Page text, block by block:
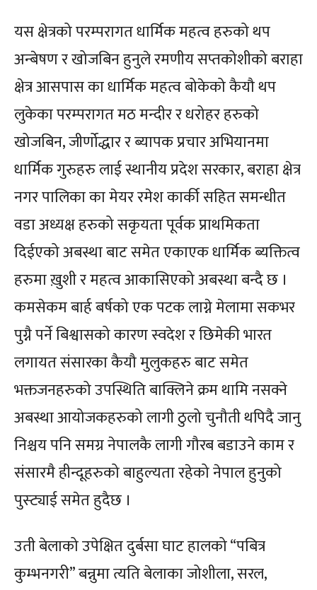
यस क्षेत्रको परम्परागत धार्मिक महत्व हरुको थप
अन्बेषण र खोजबिन हुनुले रमणीय सप्तकोशीको बराहा
क्षेत्र आसपास का धार्मिक महत्व बोकेको कैयौ थप
लुकेका परम्परागत मठ मन्दीर र धरोहर हरुको
खोजबिन, जीर्णोद्धार र ब्यापक प्रचार अभियानमा
धार्मिक गुरुहरु लाई स्थानीय प्रदेश सरकार, बराहा क्षेत्र
नगर पालिका का मेयर रमेश कार्की सहित समन्धीत
वडा अध्यक्ष हरुको सकृयता पूर्वक प्राथमिकता
दिईएको अबस्था बाट समेत एकाएक धार्मिक ब्यक्तित्व
हरुमा ख़ुशी र महत्व आकासिएको अबस्था बन्दै छ ।
कमसेकम बार्ह बर्षको एक पटक लाग्ने मेलामा सकभर
पुग्नै पर्ने बिश्वासको कारण स्वदेश र छिमेकी भारत
लगायत संसारका कैयौ मुलुकहरु बाट समेत
भक्तजनहरुको उपस्थिति बाक्लिने क्रम थामि नसक्ने
अबस्था आयोजकहरुको लागी ठुलो चुनौती थपिदै जानु
निश्चय पनि समग्र नेपालकै लागी गौरब बडाउने काम र
संसारमै हीन्दूहरुको बाहुल्यता रहेको नेपाल हुनुको
पुस्ट्याई समेत हुदैछ ।
उती बेलाको उपेक्षित दुर्बसा घाट हालको “पबित्र
कुम्भनगरी” बन्नुमा त्यति बेलाका जोशीला, सरल,